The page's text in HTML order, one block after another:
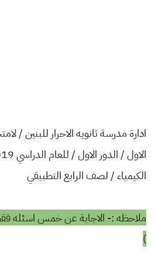
ادارة مدرسة ثانويه الاحرار للبنين /
الكيمياء / لصف الرابع التطبيقي
)